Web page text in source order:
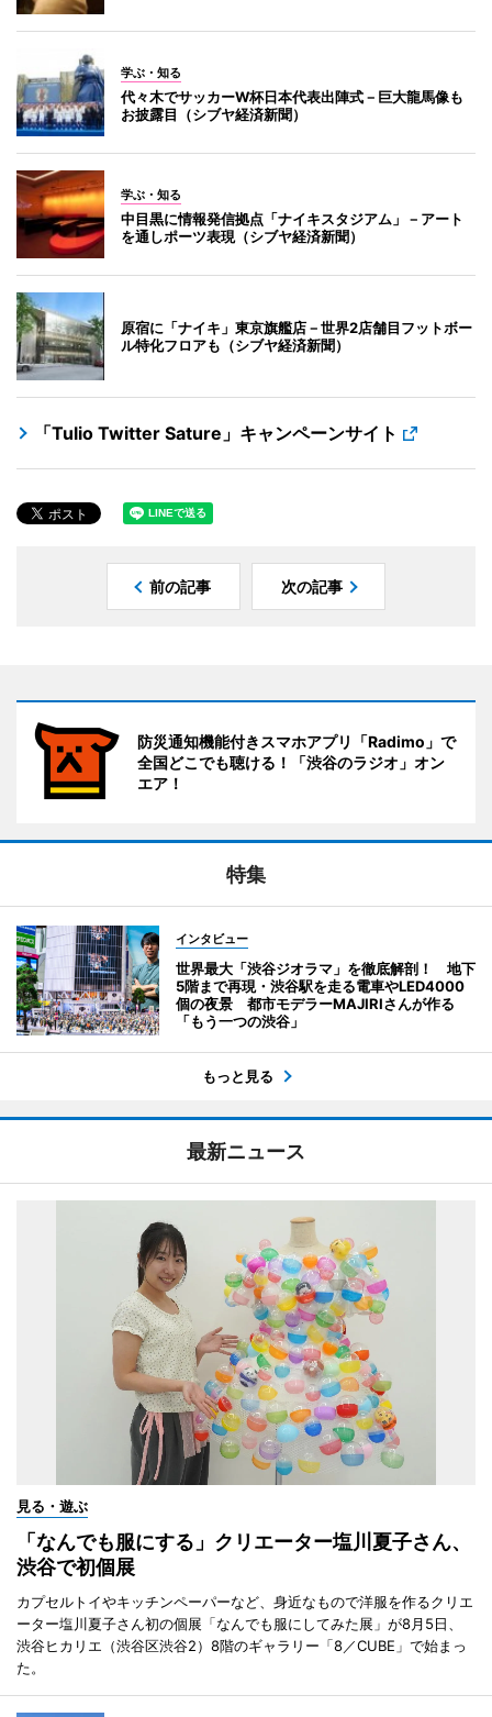
学ぶ・知る
代々木でサッカーW杯日本代表出陣式－巨大龍馬像も
お披露目（シブヤ経済新聞）
学ぶ・知る
中目黒に情報発信拠点「ナイキスタジアム」－アート
を通しポーツ表現（シブヤ経済新聞）
原宿に「ナイキ」東京旗艦店－世界2店舗目フットボー
ル特化フロアも（シブヤ経済新聞）
「Tulio Twitter Sature」キャンペーンサイト
前の記事 次の記事
防災通知機能付きスマホアプリ「Radimo」で
全国どこでも聴ける！「渋谷のラジオ」オン
エア！
特集
インタビュー
世界最大「渋谷ジオラマ」を徹底解剖！ 地下
5階まで再現・渋谷駅を走る電車やLED4000
個の夜景 都市モデラーMAJIRIさんが作る
「もう一つの渋谷」
もっと見る
最新ニュース
見る・遊ぶ
「なんでも服にする」クリエーター塩川夏子さん、
渋谷で初個展
カプセルトイやキッチンペーパーなど、身近なもので洋服を作るクリエ
ーター塩川夏子さん初の個展「なんでも服にしてみた展」が8月5日、
渋谷ヒカリエ（渋谷区渋谷2）8階のギャラリー「8／CUBE」で始まっ
た。